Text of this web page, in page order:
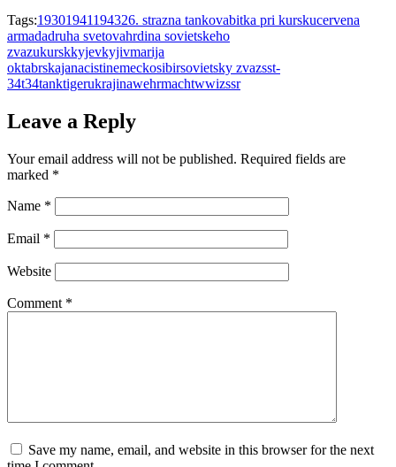
Tags:19301941194326. strazna tankovabitka pri kurskucervena
armadadruha svetovahrdina sovietskeho
zvazukurskkyjevkyjivmarija
oktabrskajanacistinemeckosibirsovietsky zvazsst-
34t34tanktigerukrajinawehrmachtwwizssr
Leave a Reply
Your email address will not be published. Required fields are
marked *
Name *
Email *
Website
Comment *
Save my name, email, and website in this browser for the next